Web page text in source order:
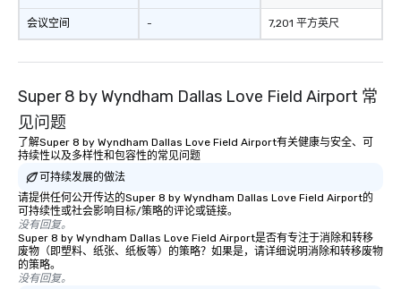
会议空间 - 7,201 平方英尺
Super 8 by Wyndham Dallas Love Field Airport 常
见问题
了解Super 8 by Wyndham Dallas Love Field Airport有关健康与安全、可
持续性以及多样性和包容性的常见问题
可持续发展的做法
请提供任何公开传达的Super 8 by Wyndham Dallas Love Field Airport的
可持续性或社会影响目标/策略的评论或链接。
没有回复。
Super 8 by Wyndham Dallas Love Field Airport是否有专注于消除和转移
废物（即塑料、纸张、纸板等）的策略？如果是，请详细说明消除和转移废物
的策略。
没有回复。